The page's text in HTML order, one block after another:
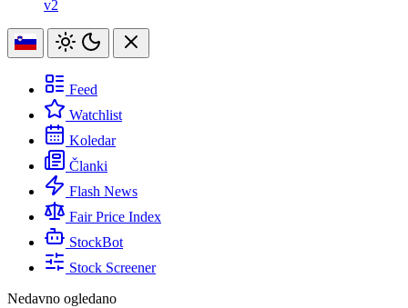
v2
Feed
Watchlist
Koledar
Članki
Flash News
Fair Price Index
StockBot
Stock Screener
Nedavno ogledano